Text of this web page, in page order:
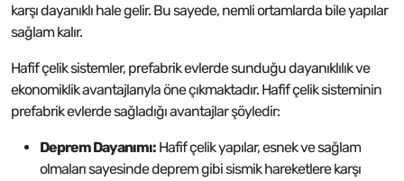
karşı dayanıklı hale gelir. Bu sayede, nemli ortamlarda bile yapılar
sağlam kalır.
Hafif çelik sistemler, prefabrik evlerde sunduğu dayanıklılık ve
ekonomiklik avantajlarıyla öne çıkmaktadır. Hafif çelik sisteminin
prefabrik evlerde sağladığı avantajlar şöyledir:
Deprem Dayanımı: Hafif çelik yapılar, esnek ve sağlam
olmaları sayesinde deprem gibi sismik hareketlere karşı